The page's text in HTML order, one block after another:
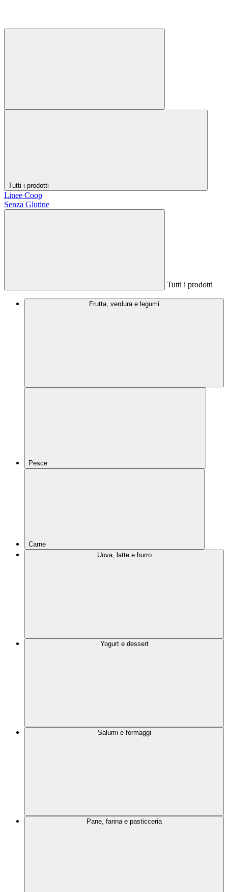
Tutti i prodotti
Linee Coop
Senza Glutine
Tutti i prodotti
Frutta, verdura e legumi
Pesce
Carne
Uova, latte e burro
Yogurt e dessert
Salumi e formaggi
Pane, farina e pasticceria